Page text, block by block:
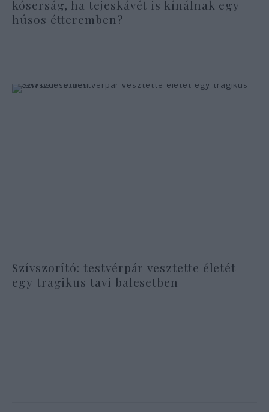
kóserság, ha tejeskávét is kínálnak egy
húsos étteremben?
Szívszorító: testvérpár vesztette életét
egy tragikus tavi balesetben